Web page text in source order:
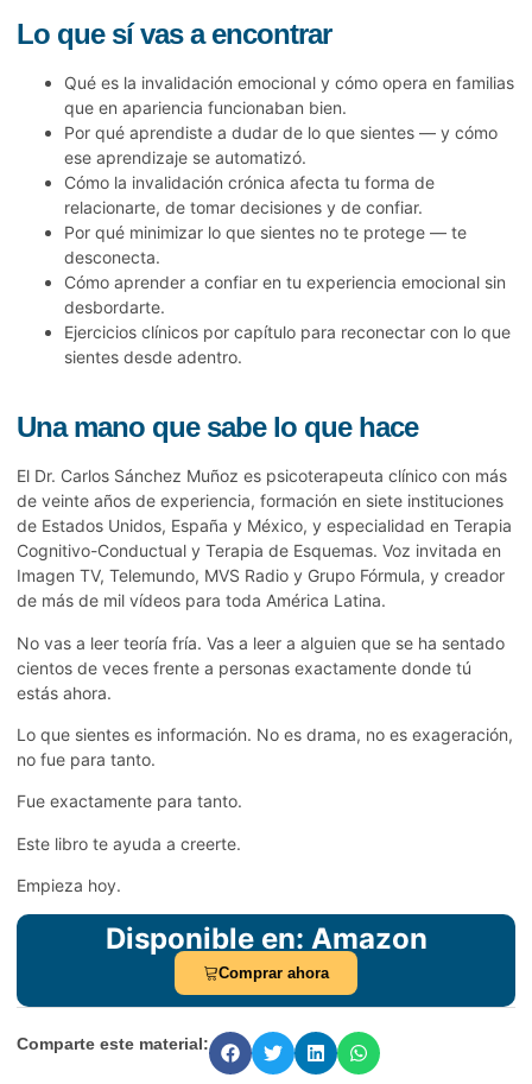
Lo que sí vas a encontrar
Qué es la invalidación emocional y cómo opera en familias
que en apariencia funcionaban bien.
Por qué aprendiste a dudar de lo que sientes — y cómo
ese aprendizaje se automatizó.
Cómo la invalidación crónica afecta tu forma de
relacionarte, de tomar decisiones y de confiar.
Por qué minimizar lo que sientes no te protege — te
desconecta.
Cómo aprender a confiar en tu experiencia emocional sin
desbordarte.
Ejercicios clínicos por capítulo para reconectar con lo que
sientes desde adentro.
Una mano que sabe lo que hace
El Dr. Carlos Sánchez Muñoz es psicoterapeuta clínico con más
de veinte años de experiencia, formación en siete instituciones
de Estados Unidos, España y México, y especialidad en Terapia
Cognitivo-Conductual y Terapia de Esquemas. Voz invitada en
Imagen TV, Telemundo, MVS Radio y Grupo Fórmula, y creador
de más de mil vídeos para toda América Latina.
No vas a leer teoría fría. Vas a leer a alguien que se ha sentado
cientos de veces frente a personas exactamente donde tú
estás ahora.
Lo que sientes es información. No es drama, no es exageración,
no fue para tanto.
Fue exactamente para tanto.
Este libro te ayuda a creerte.
Empieza hoy.
Disponible en: Amazon
Comprar ahora
Comparte este material: